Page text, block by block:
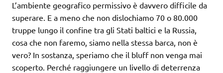
L’ambiente geografico permissivo è davvero difficile da
superare. E a meno che non dislochiamo 70 o 80.000
truppe lungo il confine tra gli Stati baltici e la Russia,
cosa che non faremo, siamo nella stessa barca, non è
vero? In sostanza, speriamo che il bluff non venga mai
scoperto. Perché raggiungere un livello di deterrenza